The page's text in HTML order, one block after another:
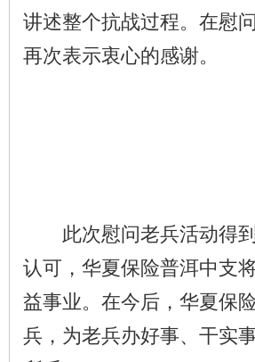
讲述整个抗战过程。在慰
再次表示衷心的感谢。
此次慰问老兵活动得到
认可，华夏保险普洱中支
益事业。在今后，华夏保
兵，为老兵办好事、干实